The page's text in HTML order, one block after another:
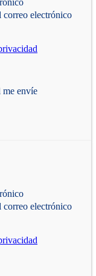
correo electrónico
me envíe
correo electrónico